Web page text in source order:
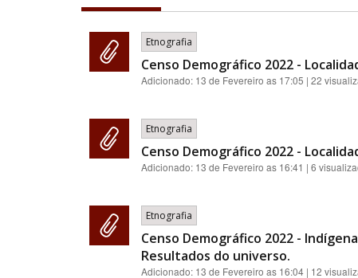
Etnografia
Censo Demográfico 2022 -
Adicionado: 13 de Fevereiro as 17:05 | 22
Etnografia
Censo Demográfico 2022 -
Adicionado: 13 de Fevereiro as 16:41 | 6
Etnografia
Censo Demográfico 2022 -
Resultados do universo.
Adicionado: 13 de Fevereiro as 16:04 | 12